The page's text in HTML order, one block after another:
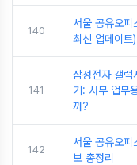
140
서울 공유오
최신 업데이트)
141
삼성전자 갤
기: 사무 업무
까?
142
서울 공유오피
보 총정리